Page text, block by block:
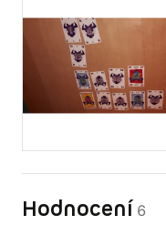
Hodnocení 6